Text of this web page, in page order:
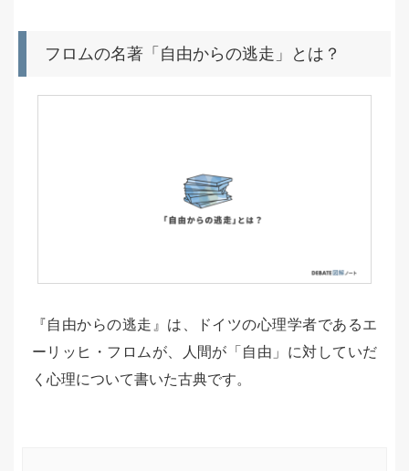
フロムの名著「自由からの逃走」とは？
『自由からの逃走』は、ドイツの心理学者であるエ
ーリッヒ・フロムが、人間が「自由」に対していだ
く心理について書いた古典です。